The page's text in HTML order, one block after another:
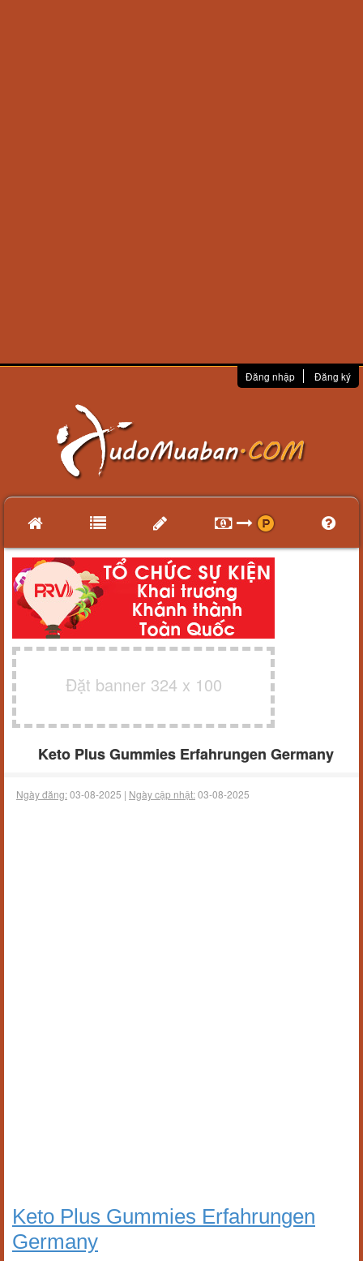
Đăng nhập Đăng ký
Đặt banner 324 x 100
Keto Plus Gummies Erfahrungen Germany
Ngày đăng:03-08-2025 | Ngày cập nhật:03-08-2025
Keto Plus Gummies Erfahrungen
Germany